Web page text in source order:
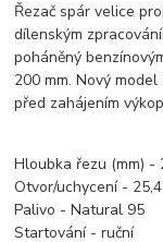
Řezač spár velice
dílenským
poháněný
200 mm. Nový
před zahájením
Hloubka řezu (mm) -
Otvor/uchycení -
Palivo - Natural 95
Startování - ruční